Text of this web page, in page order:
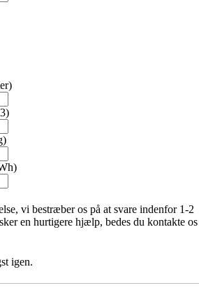
vi bestræber os på at svare indenfor 1-2
en hurtigere hjælp, bedes du kontakte os
igen.